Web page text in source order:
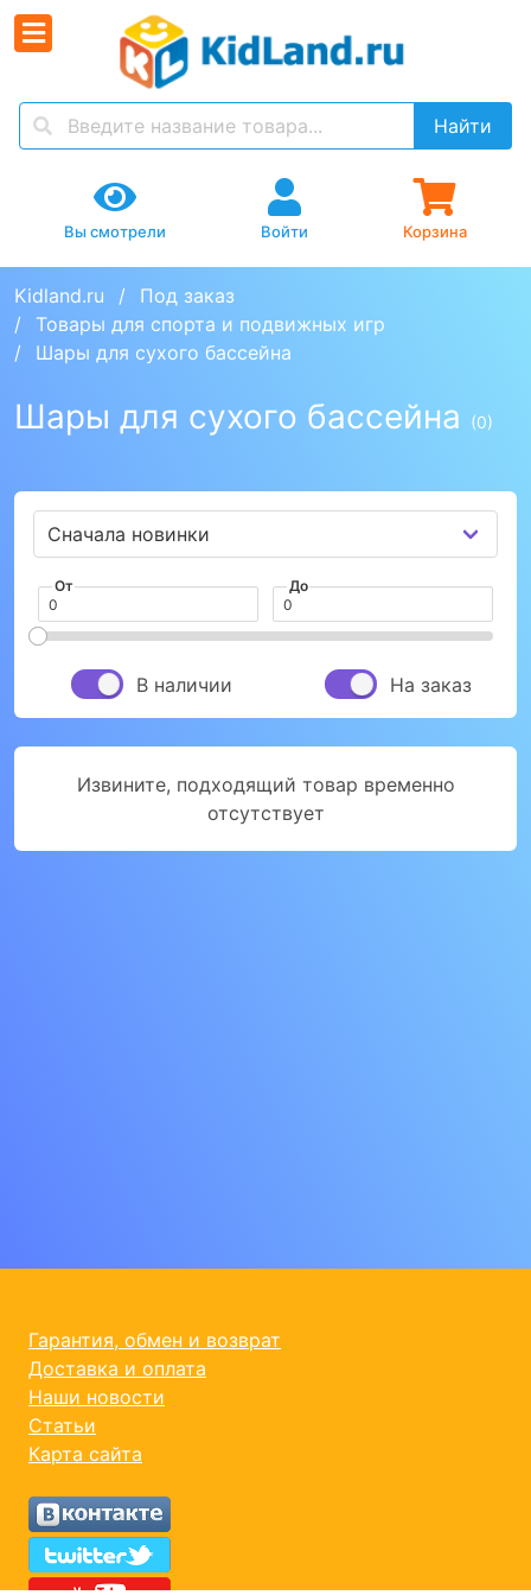
Найти
Вы смотрели Войти Корзина
Kidland.ru
Под заказ
Товары для спорта и подвижных игр
Шары для сухого бассейна
Шары для сухого бассейна (0)
От До
В наличии На заказ
Извините, подходящий товар временно
отсутствует
Гарантия, обмен и возврат
Доставка и оплата
Наши новости
Статьи
Карта сайта